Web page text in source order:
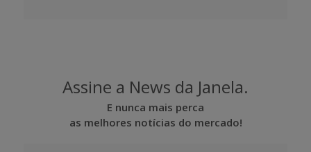
Assine a News da Janela.
E nunca mais perca
as melhores notícias do mercado!